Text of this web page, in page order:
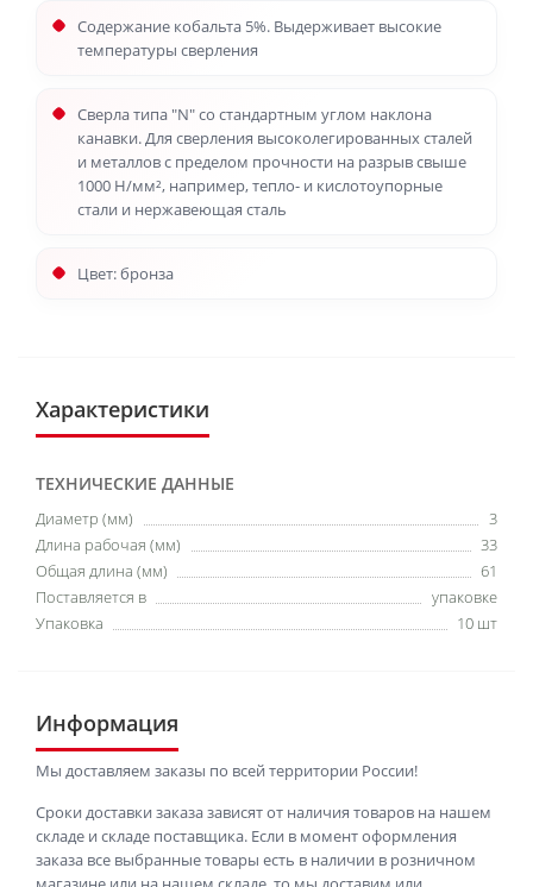
Содержание кобальта 5%. Выдерживает высокие
температуры сверления
Сверла типа "N" со стандартным углом наклона
канавки. Для сверления высоколегированных сталей
и металлов с пределом прочности на разрыв свыше
1000 Н/мм², например, тепло- и кислотоупорные
стали и нержавеющая сталь
Цвет: бронза
Характеристики
ТЕХНИЧЕСКИЕ ДАННЫЕ
Диаметр (мм)
3
Длина рабочая (мм)
33
Общая длина (мм)
61
Поставляется в
упаковке
Упаковка
10 шт
Информация
Мы доставляем заказы по всей территории России!
Сроки доставки заказа зависят от наличия товаров на нашем
складе и складе поставщика. Если в момент оформления
заказа все выбранные товары есть в наличии в розничном